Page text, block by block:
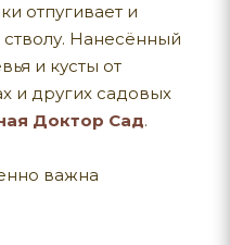
отпугивает и
стволу. Нанесённый
и кусты от
и других садовых
Доктор Сад.
важна